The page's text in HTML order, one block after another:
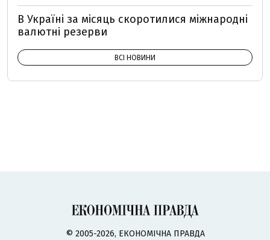
В Україні за місяць скоротилися міжнародні
валютні резерви
ВСІ НОВИНИ
© 2005-2026, ЕКОНОМІЧНА ПРАВДА